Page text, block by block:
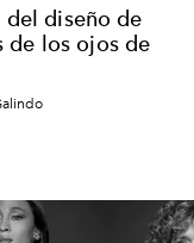
del diseño de
de los ojos de